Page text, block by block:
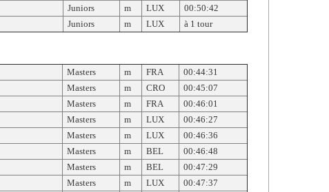
Juniors m LUX
00:50:42
Juniors m LUX à 1 tour
Masters m FRA
00:44:31
Masters m CRO
00:45:07
Masters m FRA
00:46:01
Masters m LUX
00:46:27
Masters m LUX
00:46:36
Masters m BEL
00:46:48
Masters m BEL
00:47:29
Masters m LUX
00:47:37